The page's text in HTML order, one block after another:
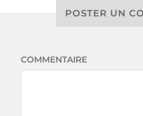
POSTER UN
COMMENTAIRE